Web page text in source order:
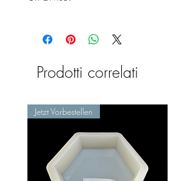
prodotti non arriveranno prima della
il prodotto è appena fatto a mano.
Prodotti correlati
Jetzt Vorbestellen